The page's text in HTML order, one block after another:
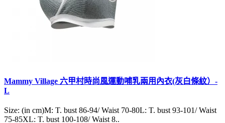
Mammy Village 六甲村時尚風運動哺乳兩用內衣(灰白條紋）-
L
Size: (in cm)M: T. bust 86-94/ Waist 70-80L: T. bust 93-101/ Waist
75-85XL: T. bust 100-108/ Waist 8..